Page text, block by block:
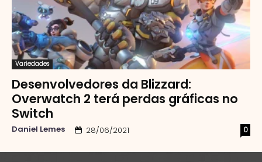
Variedades
Desenvolvedores da Blizzard:
Overwatch 2 terá perdas gráficas no
Switch
Daniel Lemes 28/06/2021 0